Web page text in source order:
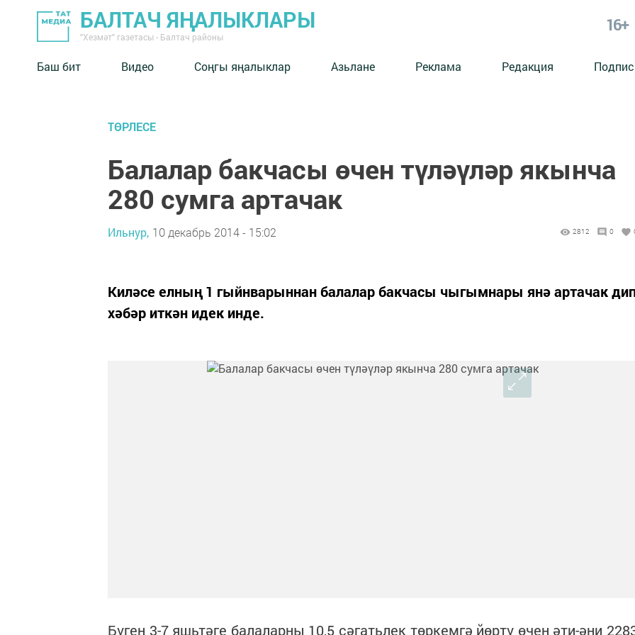
БАЛТАЧ ЯҢАЛЫКЛАРЫ
"Хезмәт" газетасы - Балтач районы
16+
Баш бит Видео Соңгы яңалыклар Азьлане Реклама Редакция
ТӨРЛЕСЕ
Балалар бакчасы өчен түләүләр якынча
280 сумга артачак
Ильнур, 10 декабрь 2014 - 15:02 2812 0
Киләсе елның 1 гыйнварыннан балалар бакчасы чыгымнары янә артачак
хәбәр иткән идек инде.
Бүген 3-7 яшьтәге балаларны 10,5 сәгатьлек төркемгә йөртү өчен әти-әни